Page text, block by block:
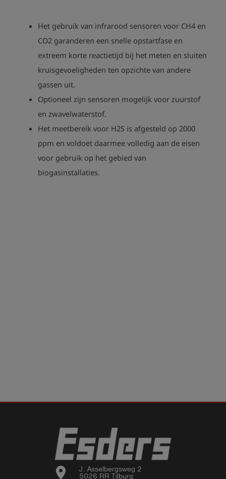
Het gebruik van infrarood sensoren voor CH4 en
CO2 garanderen een snelle opstartfase en
extreem korte reactietijd bij het meten en sluiten
kruisgevoeligheden ten opzichte van andere
gassen uit.
Optioneel zijn sensoren mogelijk voor zuurstof
en zwavelwaterstof.
Het meetbereik voor H2S is afgesteld op 2000
ppm en voldoet daarmee volledig aan de eisen
voor gebruik op het gebied van
biogasinstallaties.
location_on
J. Asselbergsweg 2
5026 RR Tilburg